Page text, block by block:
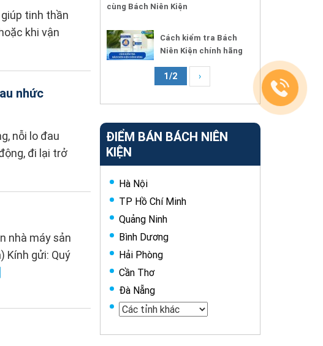
tinh thần
khi vận
nhức
nỗi lo đau
đi lại trở
nhà máy sản
Kính gửi: Quý
cùng Bách Niên Kiện
Cách kiểm tra Bách
Niên Kiện chính hãng
1/2 ›
ĐIỂM BÁN BÁCH NIÊN
KIỆN
Hà Nội
TP Hồ Chí Minh
Quảng Ninh
Bình Dương
Hải Phòng
Cần Thơ
Đà Nẵng